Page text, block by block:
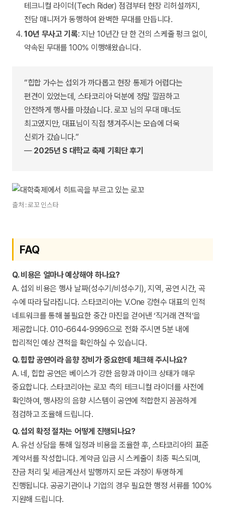
테크니컬 라이더(Tech Rider) 점검부터 현장 리허설까지,
전담 매니저가 동행하여 완벽한 무대를 만듭니다.
10년 무사고 기록: 지난 10년간 단 한 건의 스케줄 펑크 없이,
약속된 무대를 100% 이행해왔습니다.
“힙합 가수는 섭외가 까다롭고 현장 통제가 어렵다는
편견이 있었는데, 스타코리아 덕분에 정말 깔끔하고
안전하게 행사를 마쳤습니다. 로꼬 님의 무대 매너도
최고였지만, 대표님이 직접 챙겨주시는 모습에 더욱
신뢰가 갔습니다.”
— 2025년 S 대학교 축제 기획단 후기
출처 : 로꼬 인스타
FAQ
Q. 비용은 얼마나 예상해야 하나요?
A. 섭외 비용은 행사 날짜(성수기/비성수기), 지역, 공연 시간, 곡
수에 따라 달라집니다. 스타코리아는 V.One 강현수 대표의 인적
네트워크를 통해 불필요한 중간 마진을 걷어낸 ‘직거래 견적’을
제공합니다. 010-6644-9996으로 전화 주시면 5분 내에
합리적인 예상 견적을 확인하실 수 있습니다.
Q. 힙합 공연이라 음향 장비가 중요한데 체크해 주시나요?
A. 네, 힙합 공연은 베이스가 강한 음향과 마이크 상태가 매우
중요합니다. 스타코리아는 로꼬 측의 테크니컬 라이더를 사전에
확인하여, 행사장의 음향 시스템이 공연에 적합한지 꼼꼼하게
점검하고 조율해 드립니다.
Q. 섭외 확정 절차는 어떻게 진행되나요?
A. 유선 상담을 통해 일정과 비용을 조율한 후, 스타코리아의 표준
계약서를 작성합니다. 계약금 입금 시 스케줄이 최종 픽스되며,
잔금 처리 및 세금계산서 발행까지 모든 과정이 투명하게
진행됩니다. 공공기관이나 기업의 경우 필요한 행정 서류를 100%
지원해 드립니다.